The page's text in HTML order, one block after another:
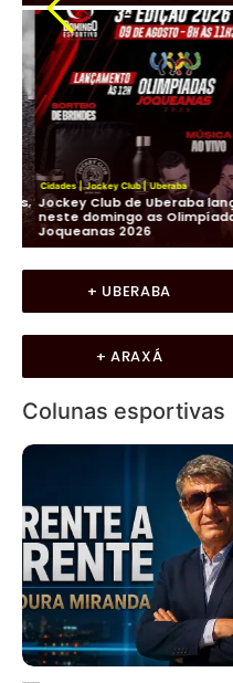
Cidades| Jockey Club| Uberaba
Jockey Club de Uberaba lança
neste domingo as Olimpíadas
Joqueanas 2026
+ UBERABA
+ ARAXÁ
Colunas esportivas